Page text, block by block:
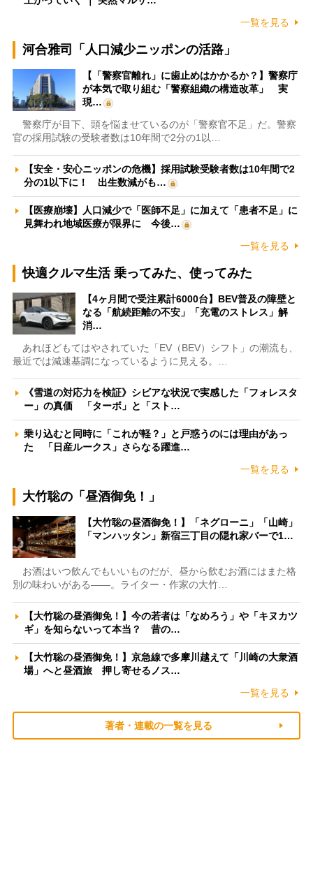
一覧を見る
河合雅司「人口減少ニッポンの活路」
【「警察官離れ」に歯止めはかかるか？】警察庁
が本気で取り組む「警察組織の構造改革」 実
現…
警察庁が目下、頭を悩ませているのが「警察官不足」だ。警察
官の採用試験の受験者数は10年間で2分の1以…
【安全・安心ニッポンの危機】採用試験受験者数は10年間で2
分の1以下に！ 出生数減がも…
【医療崩壊】人口減少で「医師不足」に加えて「患者不足」に
見舞われ地域医療が限界に 今後…
一覧を見る
快適クルマ生活 乗ってみた、使ってみた
【4ヶ月間で受注累計6000台】BEV普及の障壁と
なる「航続距離の不安」「充電のストレス」解
消…
あれほどもてはやされていた「EV（BEV）シフト」の潮流も、
最近では減速基調になっているように見える。…
《雪道の対応力を検証》シビアな状況で実感した「フォレスタ
ー」の真価 「ターボ」と「スト…
乗り込むと同時に「これが軽？」と戸惑うのには理由があっ
た 「日産ルークス」さらなる躍進…
一覧を見る
大竹聡の「昼酒御免！」
【大竹聡の昼酒御免！】「ネグローニ」「山崎」
「マンハッタン」新宿三丁目の隠れ家バーで1…
お酒はいつ飲んでもいいものだが、昼から飲むお酒にはまた格
別の味わいがある――。ライター・作家の大竹…
【大竹聡の昼酒御免！】今の若者は「なめろう」や「キヌカツ
ギ」を知らないって本当？ 昔の…
【大竹聡の昼酒御免！】京急線で多摩川越えて「川崎の大衆酒
場」へと昼酒旅 押し寄せるノス…
一覧を見る
著者・連載の一覧を見る